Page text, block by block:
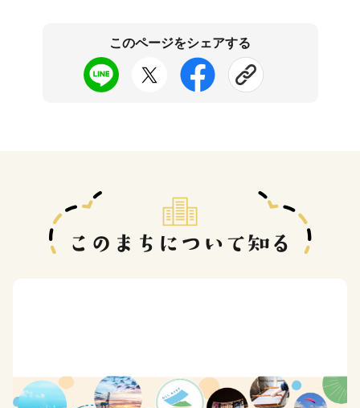
このページをシェアする